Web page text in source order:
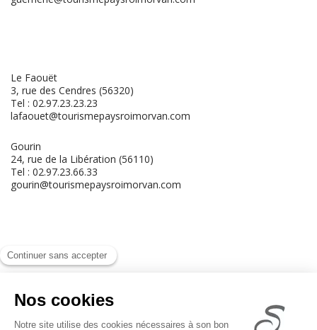
Le Faouët
3, rue des Cendres (56320)
Tel : 02.97.23.23.23
lafaouet@tourismepaysroimorvan.com
Gourin
24, rue de la Libération (56110)
Tel : 02.97.23.66.33
gourin@tourismepaysroimorvan.com